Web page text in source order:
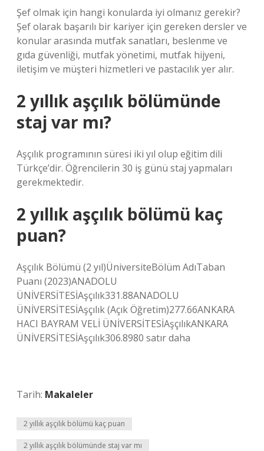
Şef olmak için hangi konularda iyi olmanız gerekir?
Şef olarak başarılı bir kariyer için gereken dersler ve
konular arasında mutfak sanatları, beslenme ve
gıda güvenliği, mutfak yönetimi, mutfak hijyeni,
iletişim ve müşteri hizmetleri ve pastacılık yer alır.
2 yıllık aşçılık bölümünde
staj var mı?
Aşçılık programının süresi iki yıl olup eğitim dili
Türkçe’dir. Öğrencilerin 30 iş günü staj yapmaları
gerekmektedir.
2 yıllık aşçılık bölümü kaç
puan?
Aşçılık Bölümü (2 yıl)ÜniversiteBölüm AdıTaban
Puanı (2023)ANADOLU
ÜNİVERSİTESİAşçılık331.88ANADOLU
ÜNİVERSİTESİAşçılık (Açık Öğretim)277.66ANKARA
HACI BAYRAM VELİ ÜNİVERSİTESİAşçılıkANKARA
ÜNİVERSİTESİAşçılık306.8980 satır daha
Tarih: Makaleler
2 yıllık aşçılık bölümü kaç puan
2 yıllık aşçılık bölümünde staj var mı